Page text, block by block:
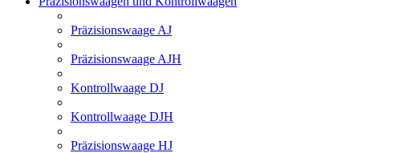
Präzisionswaage AJ
Präzisionswaage AJH
Kontrollwaage DJ
Kontrollwaage DJH
Präzisionswaage HJ